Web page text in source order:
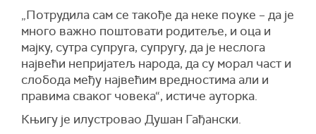
„Потрудила сам се такође да неке поуке – да је
много важно поштовати родитеље, и оца и
мајку, сутра супруга, супругу, да је неслога
највећи непријатељ народа, да су морал част и
слобода међу највећим вредностима али и
правима сваког човека“, истиче ауторка.
Књигу је илустровао Душан Гађански.